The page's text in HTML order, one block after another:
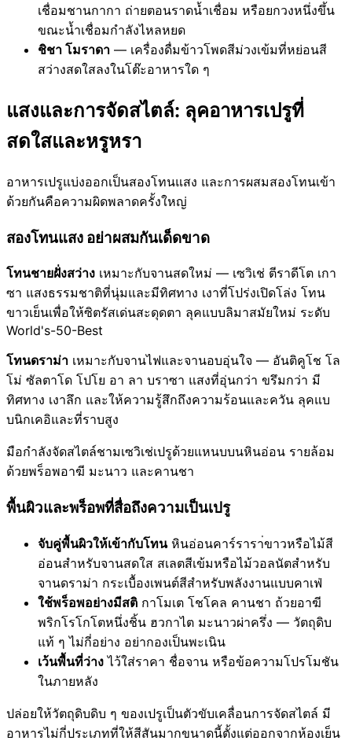
เชื่อมชานกากา ถ่ายตอนราดน้ำเชื่อม หรือยกวงหนึ่งขึ้น
ขณะน้ำเชื่อมกำลังไหลหยด
ชิชา โมราดา — เครื่องดื่มข้าวโพดสีม่วงเข้มที่หย่อนสี
สว่างสดใสลงในโต๊ะอาหารใด ๆ
แสงและการจัดสไตล์: ลุคอาหารเปรูที่
สดใสและหรูหรา
อาหารเปรูแบ่งออกเป็นสองโทนแสง และการผสมสองโทนเข้า
ด้วยกันคือความผิดพลาดครั้งใหญ่
สองโทนแสง อย่าผสมกันเด็ดขาด
โทนชายฝั่งสว่าง เหมาะกับจานสดใหม่ — เซวิเช่ ตีราดีโต เกา
ซา แสงธรรมชาติที่นุ่มและมีทิศทาง เงาที่โปร่งเปิดโล่ง โทน
ขาวเย็นเพื่อให้ซิตรัสเด่นสะดุดตา ลุคแบบลิมาสมัยใหม่ ระดับ
World's-50-Best
โทนดราม่า เหมาะกับจานไฟและจานอบอุ่นใจ — อันติคูโช โล
โม่ ซัลตาโด โปโย อา ลา บราซา แสงที่อุ่นกว่า ขรึมกว่า มี
ทิศทาง เงาลึก และให้ความรู้สึกถึงความร้อนและควัน ลุคแบ
บนิกเคอิและที่ราบสูง
มือกำลังจัดสไตล์ชามเซวิเช่เปรูด้วยแหนบบนหินอ่อน รายล้อม
ด้วยพร็อพอาฆี มะนาว และคานชา
พื้นผิวและพร็อพที่สื่อถึงความเป็นเปรู
จับคู่พื้นผิวให้เข้ากับโทนหินอ่อนคาร์รารา่ขาวหรือไม้สี
อ่อนสำหรับจานสดใส สเลตสีเข้มหรือไม้วอลนัตสำหรับ
จานดราม่า กระเบื้องเพนต์สีสำหรับพลังงานแบบคาเฟ่
ใช้พร็อพอย่างมีสติ กาโมเต โชโคล คานชา ถ้วยอาฆี
พริกโรโกโตหนึ่งชิ้น ฮวกาไต มะนาวผ่าครึ่ง — วัตถุดิบ
แท้ ๆ ไม่กี่อย่าง อย่ากองเป็นพะเนิน
เว้นพื้นที่ว่าง ไว้ใส่ราคา ชื่อจาน หรือข้อความโปรโมชัน
ในภายหลัง
ปล่อยให้วัตถุดิบดิบ ๆ ของเปรูเป็นตัวขับเคลื่อนการจัดสไตล์ มี
อาหารไม่กี่ประเภทที่ให้สีสันมากขนาดนี้ตั้งแต่ออกจากห้องเย็น